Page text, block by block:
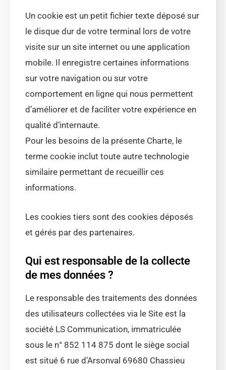
Un cookie est un petit fichier texte déposé sur
le disque dur de votre terminal lors de votre
visite sur un site internet ou une application
mobile. Il enregistre certaines informations
sur votre navigation ou sur votre
comportement en ligne qui nous permettent
d’améliorer et de faciliter votre expérience en
qualité d’internaute.
Pour les besoins de la présente Charte, le
terme cookie inclut toute autre technologie
similaire permettant de recueillir ces
informations.
Les cookies tiers sont des cookies déposés
et gérés par des partenaires.
Qui est responsable de la collecte
de mes données ?
Le responsable des traitements des données
des utilisateurs collectées via le Site est la
société LS Communication, immatriculée
sous le n° 852 114 875 dont le siège social
est situé 6 rue d’Arsonval 69680 Chassieu